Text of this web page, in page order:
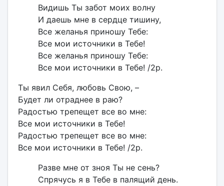
Видишь Ты забот моих волну
И даешь мне в сердце тишину,
Все желанья приношу Тебе:
Все мои источники в Тебе!
Все желанья приношу Тебе:
Все мои источники в Тебе! /2р.
Ты явил Себя, любовь Свою, –
Будет ли отраднее в раю?
Радостью трепещет все во мне:
Все мои источники в Тебе!
Радостью трепещет все во мне:
Все мои источники в Тебе! /2р.
Разве мне от зноя Ты не сень?
Спрячусь я в Тебе в палящий день.